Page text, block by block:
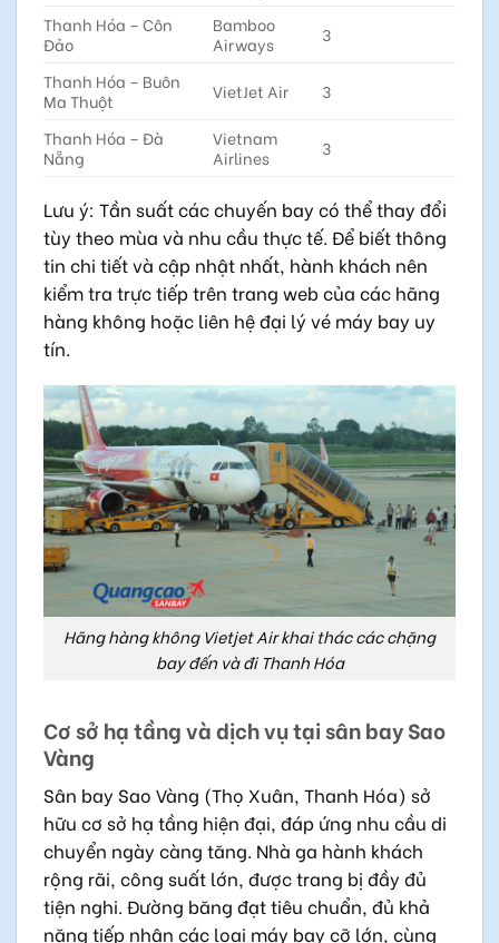
Thanh Hóa – Côn
Đảo
Bamboo
Airways
3
Thanh Hóa – Buôn
Ma Thuột
VietJet Air
3
Thanh Hóa – Đà
Nẵng
Vietnam
Airlines
3
Lưu ý: Tần suất các chuyến bay có thể thay đổi
tùy theo mùa và nhu cầu thực tế. Để biết thông
tin chi tiết và cập nhật nhất, hành khách nên
kiểm tra trực tiếp trên trang web của các hãng
hàng không hoặc liên hệ đại lý vé máy bay uy
tín.
Hãng hàng không Vietjet Air khai thác các chặng
bay đến và đi Thanh Hóa
Cơ sở hạ tầng và dịch vụ tại sân bay Sao
Vàng
Sân bay Sao Vàng (Thọ Xuân, Thanh Hóa) sở
hữu cơ sở hạ tầng hiện đại, đáp ứng nhu cầu di
chuyển ngày càng tăng. Nhà ga hành khách
rộng rãi, công suất lớn, được trang bị đầy đủ
tiện nghi. Đường băng đạt tiêu chuẩn, đủ khả
năng tiếp nhận các loại máy bay cỡ lớn, cùng